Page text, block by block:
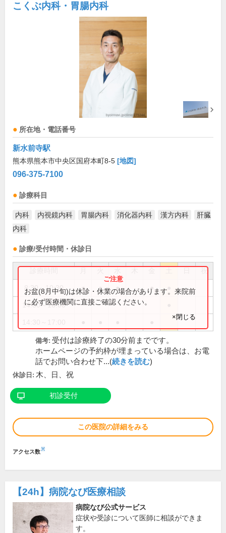
こくぶ内科・胃腸内科
所在地・電話番号
新水前寺駅
熊本県熊本市中央区国府本町8-5 [地図]
096-375-7100
診療科目
内科 内視鏡内科 胃腸内科 消化器内科 漢方内科
肝臓
内科
診療/受付時間・休診日
祝
8:30～10:30 ● ● ● ●
14:30～16:00
お盆(8月中旬)は休診・休業の場合があります。来院前
に必ず医療機関に直接ご確認ください。
×閉じる
備考: 受付は診療終了の30分前までです。
ホームページの予約枠が埋まっている場合は、お電
話でお問い合わせ下...(続きを読む)
休診日: 木、日、祝
初診受付
この医院の詳細をみる
アクセス数※
【24h】 病院なび医療相談
病院なび公式サービス
症状や受診について医師に相談ができま
す。